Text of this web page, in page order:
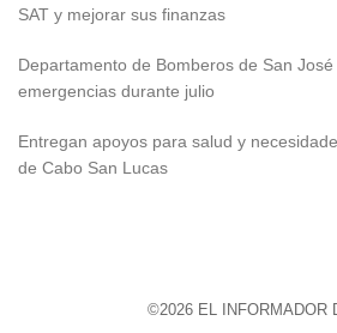
SAT y mejorar sus finanzas
Departamento de Bomberos de San
emergencias durante julio
Entregan apoyos para salud y
de Cabo San Lucas
©2026 EL INFORMADOR